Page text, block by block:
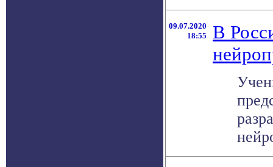
09.07.2020
18:55
В